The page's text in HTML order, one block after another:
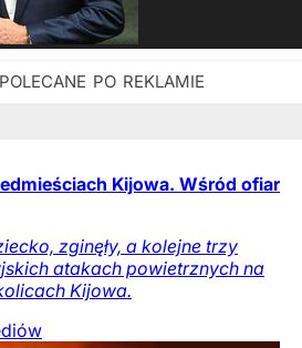
Kijowa. Wśród ofiar
zginęły, a kolejne trzy
atakach powietrznych na
Kijowa.